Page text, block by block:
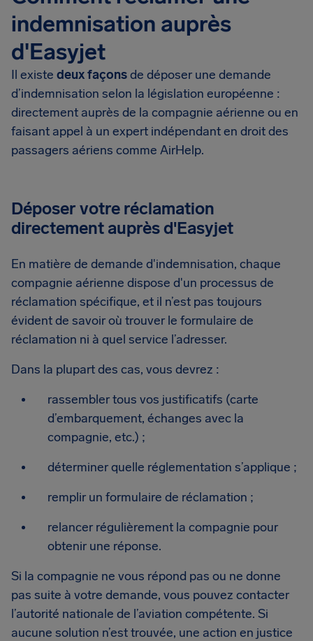
indemnisation auprès
d'Easyjet
Il existe deux façonsde déposer une demande
d’indemnisation selon la législation européenne :
directement auprès de la compagnie aérienne ou en
faisant appel à un expert indépendant en droit des
passagers aériens comme AirHelp.
Déposer votre réclamation
directement auprès d'Easyjet
En matière de demande d'indemnisation, chaque
compagnie aérienne dispose d'un processus de
réclamation spécifique, et il n’est pas toujours
évident de savoir où trouver le formulaire de
réclamation ni à quel service l’adresser.
Dans la plupart des cas, vous devrez :
rassembler tous vos justificatifs (carte
d’embarquement, échanges avec la
compagnie, etc.) ;
déterminer quelle réglementation s’applique ;
remplir un formulaire de réclamation ;
relancer régulièrement la compagnie pour
obtenir une réponse.
Si la compagnie ne vous répond pas ou ne donne
pas suite à votre demande, vous pouvez contacter
l’autorité nationale de l’aviation compétente. Si
aucune solution n’est trouvée, une action en justice